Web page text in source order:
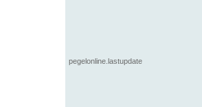
pegelonline.lastupdate